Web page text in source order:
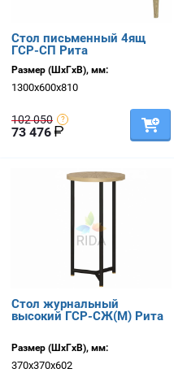
Стол письменный 4ящ
ГСР-СП Рита
Размер (ШхГхВ), мм:
1300х600х810
102 050
73 476
Стол журнальный
высокий ГСР-СЖ(М) Рита
Размер (ШхГхВ), мм:
370х370х602